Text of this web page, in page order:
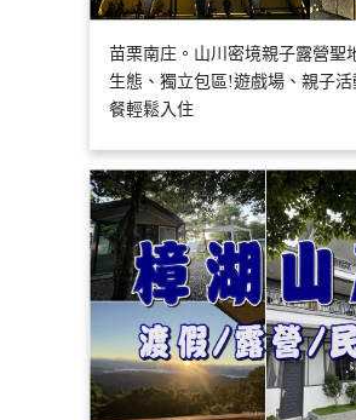
苗栗南庄。山川密境親子露營聖
生態、獨立包區!遊戲場、親子活
餐輕鬆入住